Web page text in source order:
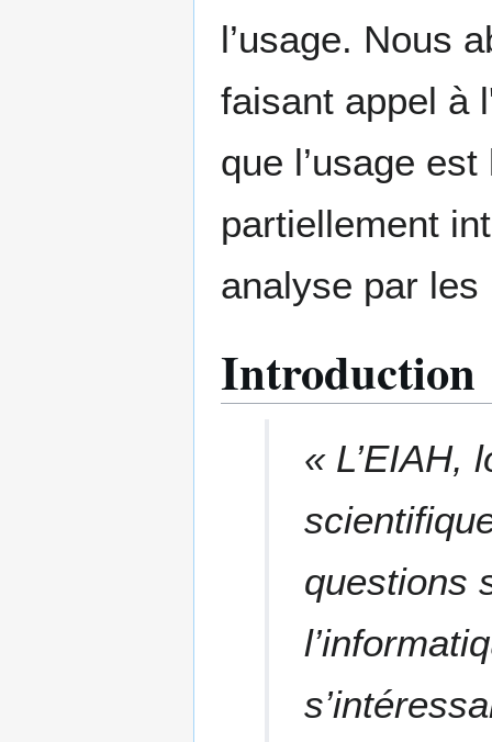
l’usage. Nous
faisant appel à
que l’usage
partiellement
analyse par les
Introduction
« L’EIAH,
questions